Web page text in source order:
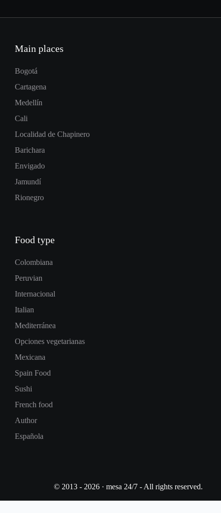
Main places
Bogotá
Cartagena
Medellín
Cali
Localidad de Chapinero
Barichara
Envigado
Jamundí
Rionegro
Food type
Colombiana
Peruvian
Internacional
Italian
Mediterránea
Opciones vegetarianas
Mexicana
Spain Food
Sushi
French food
Author
Española
© 2013 - 2026 · mesa 24/7 - All rights reserved.